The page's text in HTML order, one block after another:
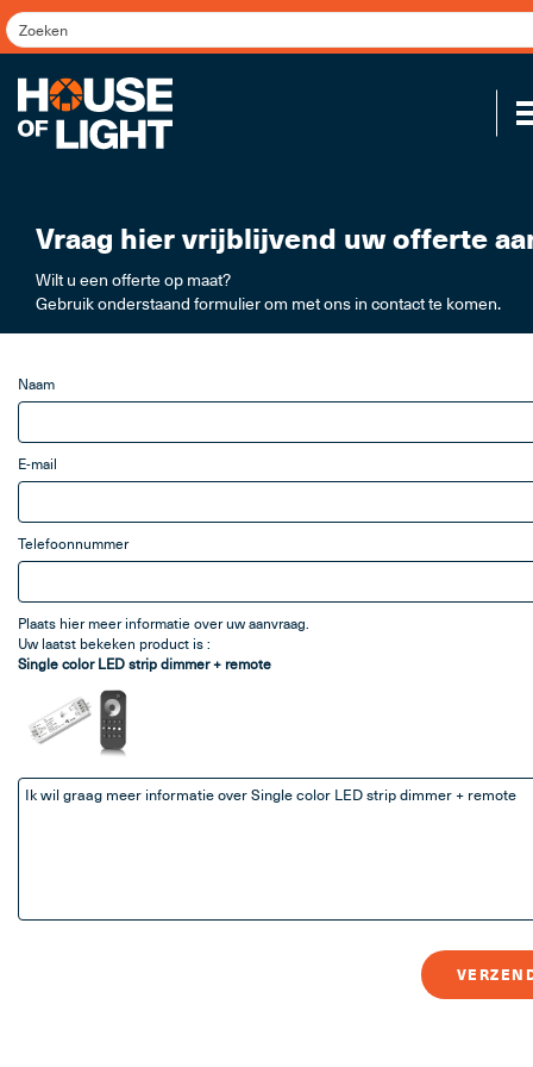
Vraag hier vrijblijvend uw offerte
Wilt u een offerte op maat?
Gebruik onderstaand formulier om met ons in contact te komen.
Naam
E-mail
Telefoonnummer
Plaats hier meer informatie over uw aanvraag.
Uw laatst bekeken product is :
Single color LED strip dimmer + remote